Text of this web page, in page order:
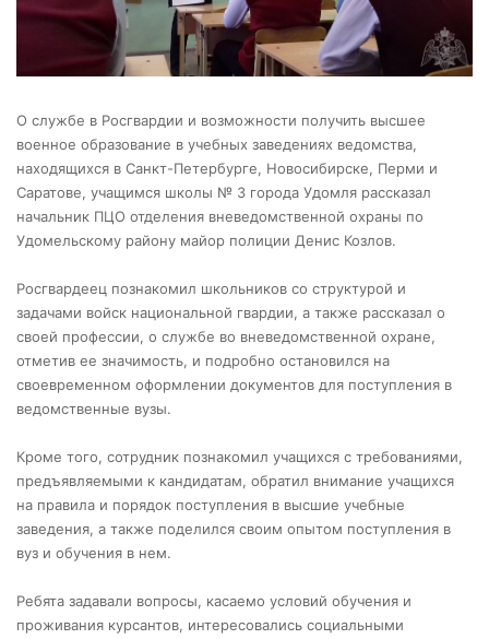
О службе в Росгвардии и возможности получить высшее
военное образование в учебных заведениях ведомства,
находящихся в Санкт-Петербурге, Новосибирске, Перми и
Саратове, учащимся школы № 3 города Удомля рассказал
начальник ПЦО отделения вневедомственной охраны по
Удомельскому району майор полиции Денис Козлов.
Росгвардеец познакомил школьников со структурой и
задачами войск национальной гвардии, а также рассказал о
своей профессии, о службе во вневедомственной охране,
отметив ее значимость, и подробно остановился на
своевременном оформлении документов для поступления в
ведомственные вузы.
Кроме того, сотрудник познакомил учащихся с требованиями,
предъявляемыми к кандидатам, обратил внимание учащихся
на правила и порядок поступления в высшие учебные
заведения, а также поделился своим опытом поступления в
вуз и обучения в нем.
Ребята задавали вопросы, касаемо условий обучения и
проживания курсантов, интересовались социальными